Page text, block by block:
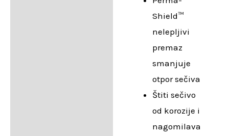
Shield™
nelepljivi
premaz
smanjuje
otpor sečiva
Štiti sečivo
od korozije i
nagomilava